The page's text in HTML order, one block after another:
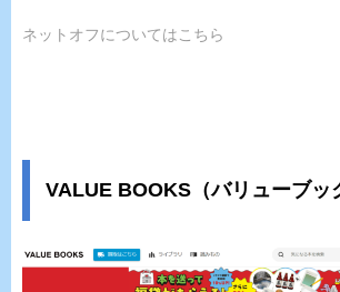
ネットオフについてはこちら
VALUE BOOKS（バリューブッ